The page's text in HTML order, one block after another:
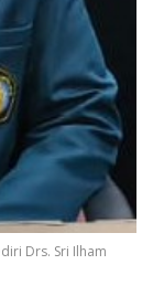
Drs. Sri Ilham